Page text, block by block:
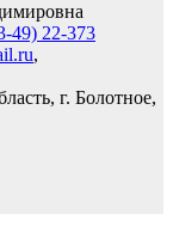
49) 22-373
,
г. Болотное,